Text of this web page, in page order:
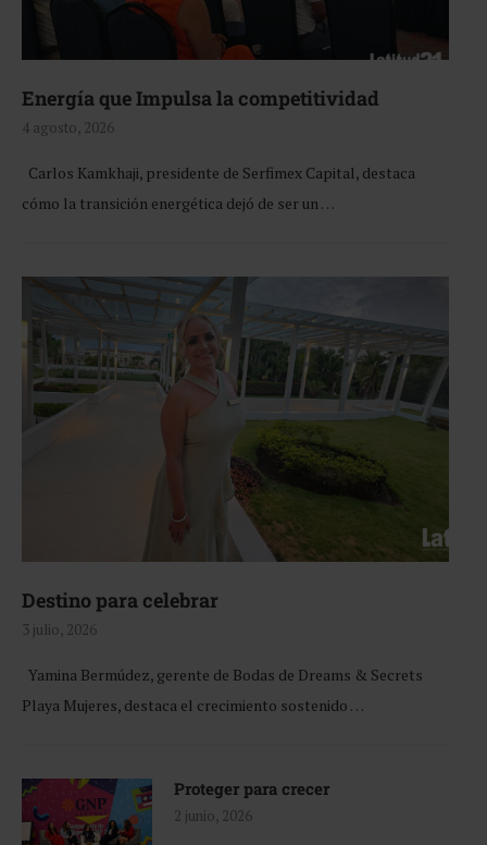
Energía que Impulsa la competitividad
4 agosto, 2026
Carlos Kamkhaji, presidente de Serfimex Capital, destaca
cómo la transición energética dejó de ser un …
Destino para celebrar
3 julio, 2026
Yamina Bermúdez, gerente de Bodas de Dreams & Secrets
Playa Mujeres, destaca el crecimiento sostenido …
Proteger para crecer
2 junio, 2026